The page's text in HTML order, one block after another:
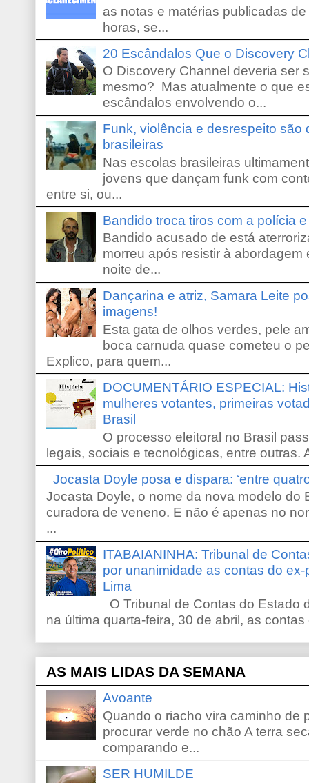
as notas e matérias publicadas
horas, se...
20 Escândalos Que o Discovery
O Discovery Channel deveria ser
mesmo? Mas atualmente o que
escândalos envolvendo o...
Funk, violência e desrespeito são
brasileiras
Nas escolas brasileiras
jovens que dançam funk com
entre si, ou...
Bandido troca tiros com a polícia
Bandido acusado de está
morreu após resistir à
noite de...
Dançarina e atriz, Samara Leite
imagens!
Esta gata de olhos verdes, pele
boca carnuda quase cometeu o
Explico, para quem...
DOCUMENTÁRIO ESPECIAL:
mulheres votantes, primeiras
Brasil
O processo eleitoral no Brasil
legais, sociais e tecnológicas, entre outras.
Jocasta Doyle posa e dispara: ‘entre
Jocasta Doyle, o nome da nova modelo do
curadora de veneno. E não é apenas no
...
ITABAIANINHA: Tribunal de
por unanimidade as contas do
Lima
O Tribunal de Contas do Estado
na última quarta-feira, 30 de abril, as
AS MAIS LIDAS DA SEMANA
Avoante
Quando o riacho vira caminho de
procurar verde no chão A terra
comparando e...
SER HUMILDE